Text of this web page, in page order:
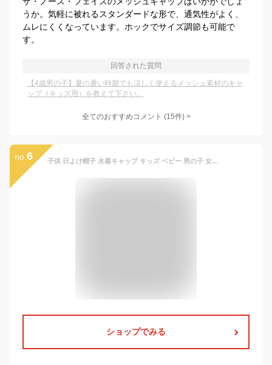
うか。気軽に被れるスタンダードな形で、通気性がよく、
ムレにくくなっています。ホックでサイズ調節も可能で
す。
回答された質問
【4歳男の子】夏の暑い時期でも涼しく使えるメッシュ素材のキャ
ップ（キッズ用）を教えて下さい。
全てのおすすめコメント (15件) >
no. 6 子供 日よけ帽子 水着キャップ キッズ ベビー 男の子 女の子 日よけ UV対策日焼け予防 フラップキャップ スイムキャップ（ライトピンク）
ショップでみる